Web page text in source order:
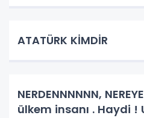
ATATÜRK KİMDİR
NERDENNNNNN, NEREYEEEEEEEE Uyan Güzel
ülkem insanı .